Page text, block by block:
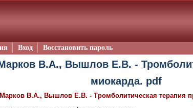
Вход Восстановить пароль
В.А., Вышлов Е.В. -
миокарда. pdf
Марков В.А., Вышлов Е.В. - Тромболитическая терапия